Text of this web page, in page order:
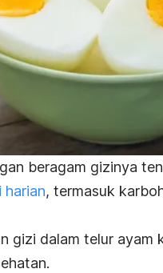
beragam gizinya
harian, termasuk
gizi dalam telur ayam